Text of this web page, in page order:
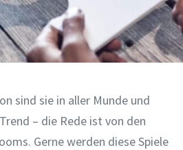
sind sie in aller Munde und
– die Rede ist von den
Gerne werden diese Spiele